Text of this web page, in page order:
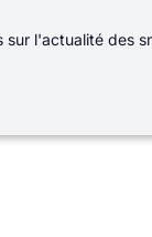
l'actualité des